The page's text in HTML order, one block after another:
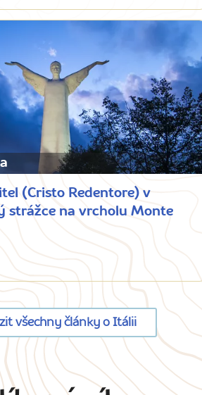
(Cristo Redentore) v
strážce na vrcholu Monte
všechny články o Itálii